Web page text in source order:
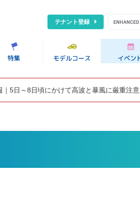
テナント登録
｜5日～8日頃にかけて高波と暴風に厳重注意